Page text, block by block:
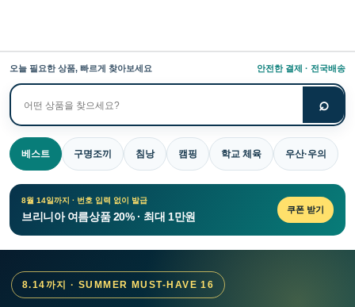
오늘 필요한 상품, 빠르게 찾아보세요 안전한 결제 · 전국배송
상
품
검
색
⌕
베스트 구명조끼 침낭 캠핑 학교 체육 우산·우의
8월 14일까지 · 번호 입력 없이 발급
브리니아 여름상품 20% · 최대 1만원
쿠폰 받기
8.14까지 · SUMMER MUST-HAVE 16